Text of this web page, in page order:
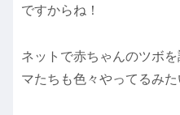
ですからね！
ネットで赤ちゃんのツボ
マたちも色々やってるみた